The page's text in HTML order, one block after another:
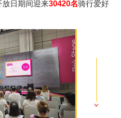
放日期间迎来30420名骑行爱好